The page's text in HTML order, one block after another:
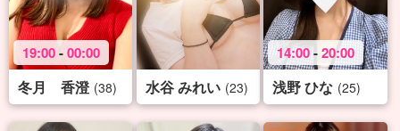
19:00-00:00
冬月 香澄 (38) 水谷 みれい (23)
14:00-20:00
浅野 ひな (25)